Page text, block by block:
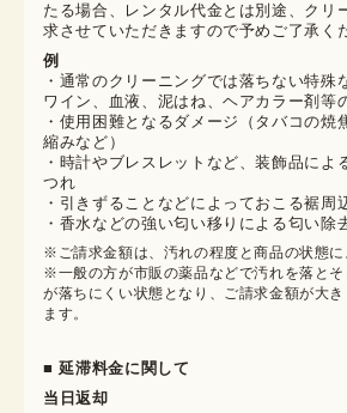
たる場合、レンタル代金とは別途、クリ
求させていただきますので予めご了承く
例
・通常のクリーニングでは落ちない特殊
ワイン、血液、泥はね、ヘアカラー剤等
・使用困難となるダメージ（タバコの焼
縮みなど）
・時計やブレスレットなど、装飾品によ
つれ
・引きずることなどによっておこる裾周
・香水などの強い匂い移りによる匂い除
※ご請求金額は、汚れの程度と商品の状態に
※一般の方が市販の薬品などで汚れを落と
が落ちにくい状態となり、ご請求金額が大
ます。
■ 延滞料金に関して
当日返却